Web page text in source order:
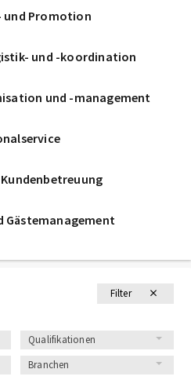
Filter
Qualifikationen
Branchen
und Promotion
und -koordination
und -management
Gästemanagement